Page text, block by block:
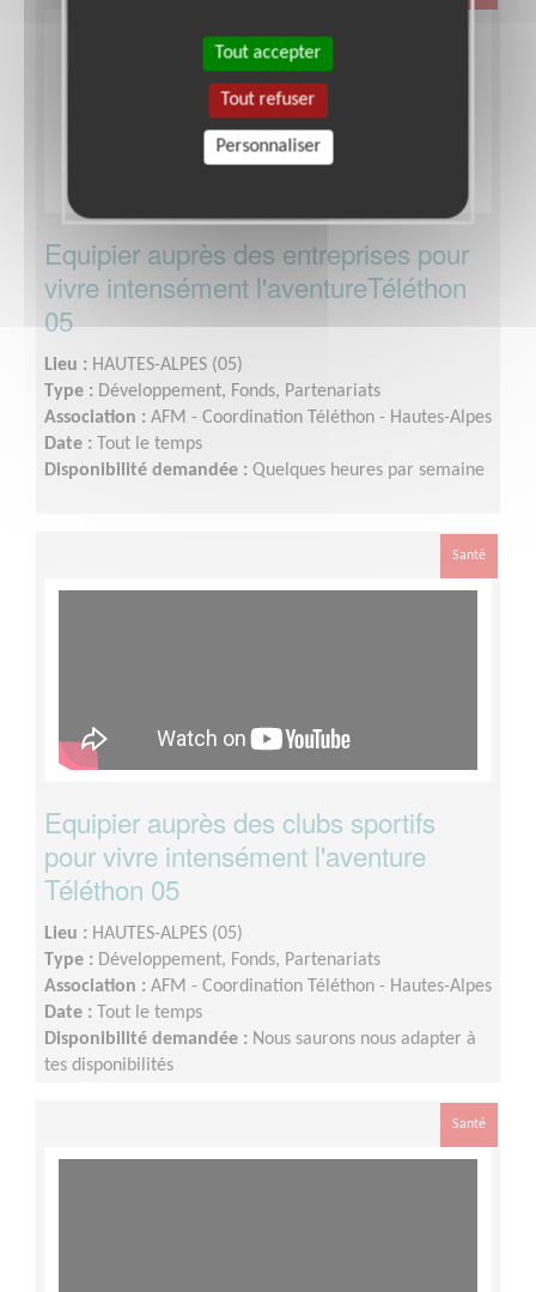
Equipier auprès des entreprises pour
vivre intensément l'aventureTéléthon
05
Lieu : HAUTES-ALPES (05)
Type : Développement, Fonds, Partenariats
Association : AFM - Coordination Téléthon - Hautes-Alpes
Date :
Tout le temps
Disponibilité demandée : Quelques heures par semaine
Santé
Equipier auprès des clubs sportifs
pour vivre intensément l'aventure
Téléthon 05
Lieu : HAUTES-ALPES (05)
Type : Développement, Fonds, Partenariats
Association : AFM - Coordination Téléthon - Hautes-Alpes
Date :
Tout le temps
Disponibilité demandée : Nous saurons nous adapter à
tes disponibilités
Santé
Tout accepter
Tout refuser
Personnaliser